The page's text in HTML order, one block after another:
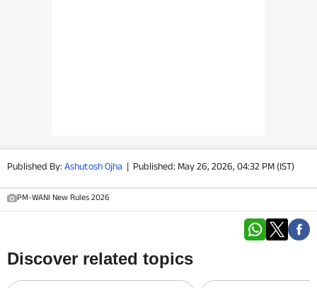
Published By:Ashutosh Ojha | Published: May 26, 2026, 04:32 PM (IST)
PM-WANI New Rules 2026